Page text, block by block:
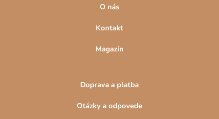
O nás
Kontakt
Magazín
Doprava a platba
Otázky a odpovede